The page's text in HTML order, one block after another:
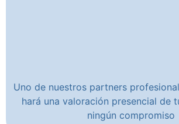
Uno de nuestros partners
hará una valoración presencial de
ningún compromiso